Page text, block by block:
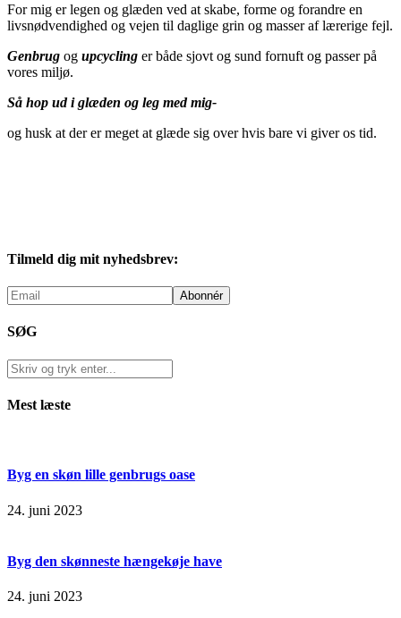
For mig er legen og glæden ved at skabe, forme og forandre en
livsnødvendighed og vejen til daglige grin og masser af lærerige fejl.
Genbrug og upcycling er både sjovt og sund fornuft og passer på
vores miljø.
Så hop ud i glæden og leg med mig-
og husk at der er meget at glæde sig over hvis bare vi giver os tid.
Tilmeld dig mit nyhedsbrev:
SØG
Mest læste
Byg en skøn lille genbrugs oase
24. juni 2023
Byg den skønneste hængekøje have
24. juni 2023